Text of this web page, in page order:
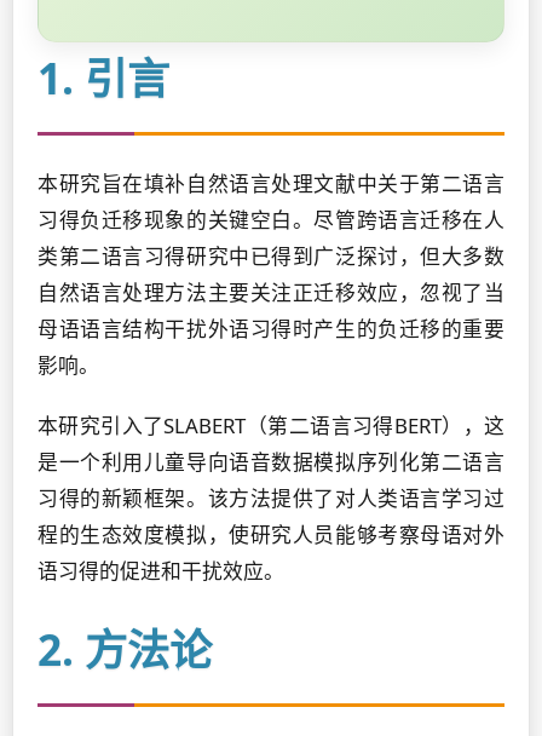
1. 引言
本研究旨在填补自然语言处理文献中关于第二语言
习得负迁移现象的关键空白。尽管跨语言迁移在人
类第二语言习得研究中已得到广泛探讨，但大多数
自然语言处理方法主要关注正迁移效应，忽视了当
母语语言结构干扰外语习得时产生的负迁移的重要
影响。
本研究引入了SLABERT（第二语言习得BERT），这
是一个利用儿童导向语音数据模拟序列化第二语言
习得的新颖框架。该方法提供了对人类语言学习过
程的生态效度模拟，使研究人员能够考察母语对外
语习得的促进和干扰效应。
2. 方法论